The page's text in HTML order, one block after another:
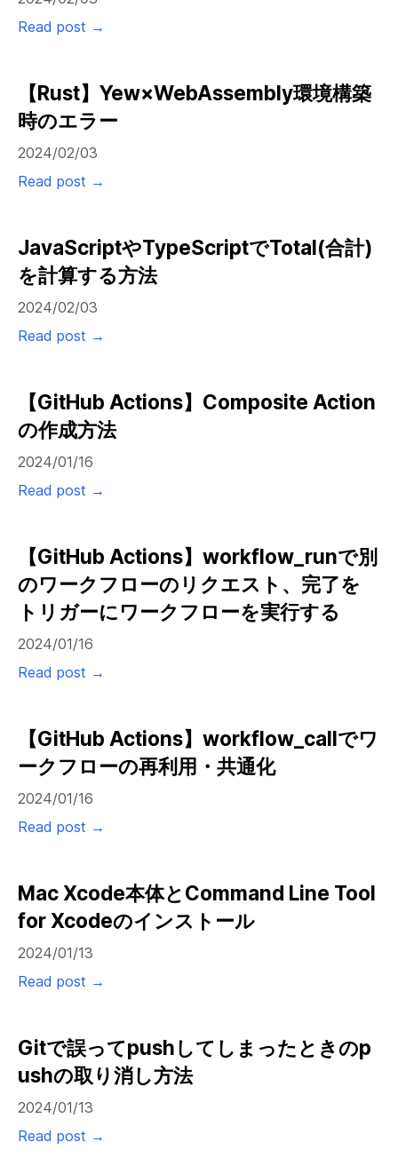
Read post →
【Rust】Yew×WebAssembly環境構築
時のエラー
2024/02/03
Read post →
JavaScriptやTypeScriptでTotal(合計)
を計算する方法
2024/02/03
Read post →
【GitHub Actions】Composite Action
の作成方法
2024/01/16
Read post →
【GitHub Actions】workflow_runで別
のワークフローのリクエスト、完了を
トリガーにワークフローを実行する
2024/01/16
Read post →
【GitHub Actions】workflow_callでワ
ークフローの再利用・共通化
2024/01/16
Read post →
Mac Xcode本体とCommand Line Tool
for Xcodeのインストール
2024/01/13
Read post →
Gitで誤ってpushしてしまったときのp
ushの取り消し方法
2024/01/13
Read post →